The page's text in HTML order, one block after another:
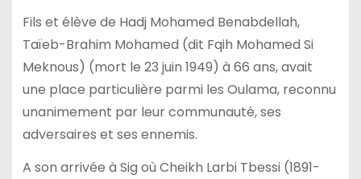
Fils et élève de Hadj Mohamed Benabdellah,
Taïeb-Brahim Mohamed (dit Fqih Mohamed Si
Meknous) (mort le 23 juin 1949) à 66 ans, avait
une place particulière parmi les Oulama, reconnu
unanimement par leur communauté, ses
adversaires et ses ennemis.
A son arrivée à Sig où Cheikh Larbi Tbessi (1891-